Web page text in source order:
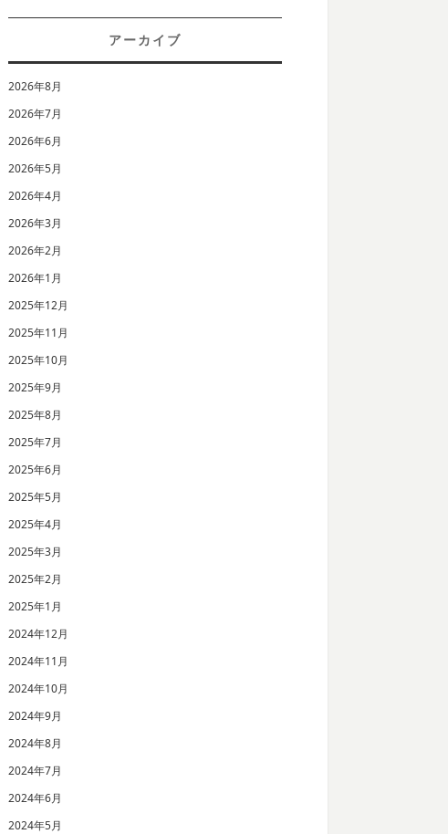
アーカイブ
2026年8月
2026年7月
2026年6月
2026年5月
2026年4月
2026年3月
2026年2月
2026年1月
2025年12月
2025年11月
2025年10月
2025年9月
2025年8月
2025年7月
2025年6月
2025年5月
2025年4月
2025年3月
2025年2月
2025年1月
2024年12月
2024年11月
2024年10月
2024年9月
2024年8月
2024年7月
2024年6月
2024年5月